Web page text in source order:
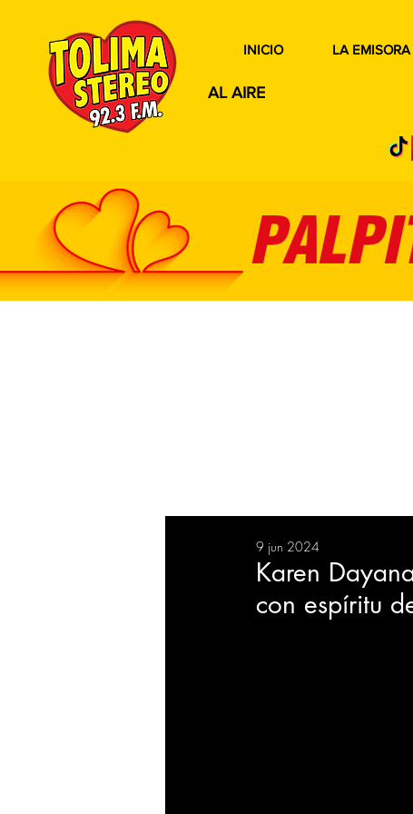
AL AIRE
INICIO LA EMISORA
BIENESTAR
Karen
con espíritu
9 jun 2024